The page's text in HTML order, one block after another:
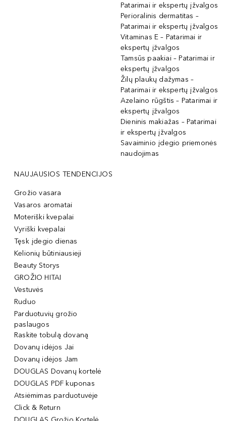
Patarimai ir ekspertų įžvalgos
Perioralinis dermatitas –
Patarimai ir ekspertų įžvalgos
Vitaminas E – Patarimai ir
ekspertų įžvalgos
Tamsūs paakiai – Patarimai ir
ekspertų įžvalgos
Žilų plaukų dažymas –
Patarimai ir ekspertų įžvalgos
Azelaino rūgštis – Patarimai ir
ekspertų įžvalgos
Dieninis makiažas – Patarimai
ir ekspertų įžvalgos
Savaiminio įdegio priemonės
naudojimas
NAUJAUSIOS TENDENCIJOS
Grožio vasara
Vasaros aromatai
Moteriški kvepalai
Vyriški kvepalai
Tęsk įdegio dienas
Kelionių būtiniausieji
Beauty Storys
GROŽIO HITAI
Vestuvės
Ruduo
Parduotuvių grožio
paslaugos
Raskite tobulą dovaną
Dovanų idėjos Jai
Dovanų idėjos Jam
DOUGLAS Dovanų kortelė
DOUGLAS PDF kuponas
Atsiėmimas parduotuvėje
Click & Return